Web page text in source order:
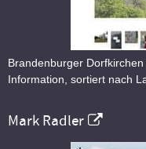
Brandenburger
Information, sortiert nach
Mark Radler